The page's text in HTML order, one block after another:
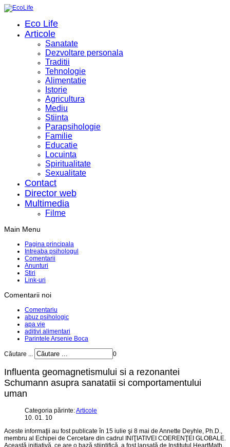
Eco Life
Articole
Sanatate
Dezvoltare personala
Traditii
Tehnologie
Alimentatie
Istorie
Agricultura
Mediu
Stiinta
Parapsihologie
Familie
Educatie
Locuinta
Spiritualitate
Sexualitate
Contact
Director web
Multimedia
Filme
Main Menu
Pagina principala
Intreaba psihologul
Comentarii
Anunturi
Stiri
Link-uri
Comentarii noi
Comentariu
abuz psihologic
apa vie
aditivi alimentari
Parintele Arsenie Boca
Căutare ... 0
Influenta geomagnetismului si a rezonantei
Schumann asupra sanatatii si comportamentului
uman
Categoria părinte:Articole
10. 01. 10
Aceste informaţii au fost publicate în 15 iulie şi 8 mai de Annette Deyhle, Ph.D.,
membru al Echipei de Cercetare din cadrul INIŢIATIVEI COERENŢEI GLOBALE.
Această iniţiativă, ce are o bază ştiinţifică, a fost lansată de Institutul HeartMath,